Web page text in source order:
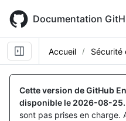
main
content
Documentation
Accueil Sécurité
Cette version de GitHub
disponible le 2026-08-25.
sont pas prises en charge.